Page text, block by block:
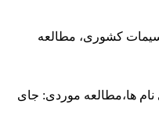
کشوری، مطالعه
ها،مطالعه موردی: جای